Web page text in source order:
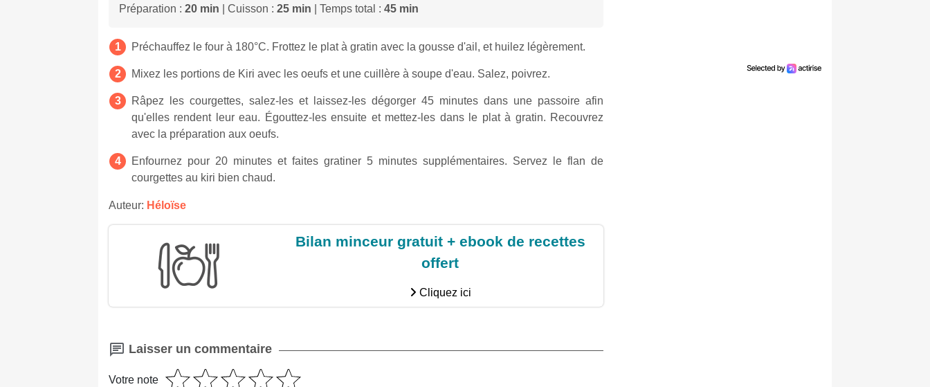
Préparation : 20 min | Cuisson : 25 min | Temps total : 45 min
Préchauffez le four à 180°C. Frottez le plat à gratin avec la gousse d'ail, et huilez légèrement.
Mixez les portions de Kiri avec les oeufs et une cuillère à soupe d'eau. Salez, poivrez.
Râpez les courgettes, salez-les et laissez-les dégorger 45 minutes dans une passoire afin
qu'elles rendent leur eau. Égouttez-les ensuite et mettez-les dans le plat à gratin. Recouvrez
avec la préparation aux oeufs.
Enfournez pour 20 minutes et faites gratiner 5 minutes supplémentaires. Servez le flan de
courgettes au kiri bien chaud.
Auteur: Héloïse
Bilan minceur gratuit + ebook de recettes
offert
Cliquez ici
Laisser un commentaire
Votre note